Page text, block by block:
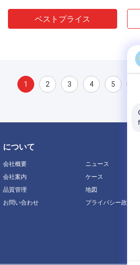
ベストプライス
1 2 3 4 5
について
会社概要
会社案内
品質管理
お問い合わせ
ニュース
ケース
地図
プライバシー政策